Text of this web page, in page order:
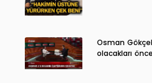
Osman
olacakları